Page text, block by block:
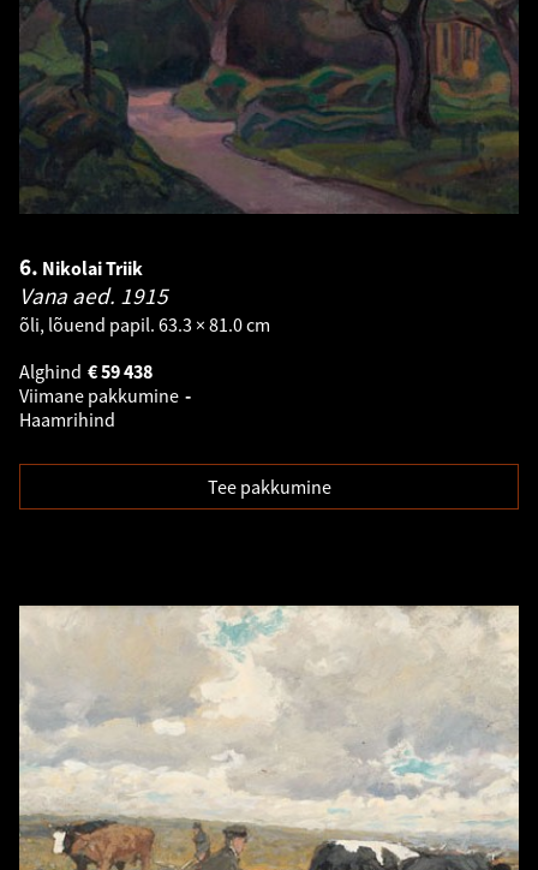
6. Nikolai Triik
Vana aed. 1915
õli, lõuend papil. 63.3 × 81.0 cm
Alghind
59 438
€
Viimane pakkumine -
Haamrihind
Tee pakkumine